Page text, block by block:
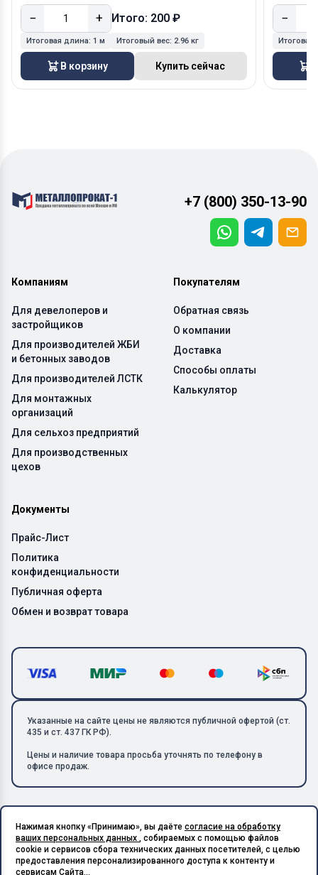
− + Итого: 200 ₽
Итоговая длина: 1 м Итоговый вес: 2.96 кг
В корзину Купить сейчас
−
+7 (800) 350-13-90
Компаниям
Для девелоперов и
застройщиков
Для производителей ЖБИ
и бетонных заводов
Для производителей ЛСТК
Для монтажных
организаций
Для сельхоз предприятий
Для производственных
цехов
Покупателям
Обратная связь
О компании
Доставка
Способы оплаты
Калькулятор
Документы
Прайс-Лист
Политика
конфиденциальности
Публичная оферта
Обмен и возврат товара
Указанные на сайте цены не являются публичной офертой (ст.
435 и ст. 437 ГК РФ).
Цены и наличие товара просьба уточнять по телефону в
офисе продаж.
Copyright © 2026 ООО «Металлолом-1». Все права защищены.
Разработано в X-Point.Studio
ИНН: 5003129594 | КПП: 500301001 | ОГРН: 1185027017240
Подпишитесь на Telegram,
получите скидку 20%
Нажимая кнопку «Принимаю», вы даёте согласие на обработку
ваших персональных данных , собираемых с помощью файлов
cookie и сервисов сбора технических данных посетителей, с целью
предоставления персонализированного доступа к контенту и
сервисам Сайта...